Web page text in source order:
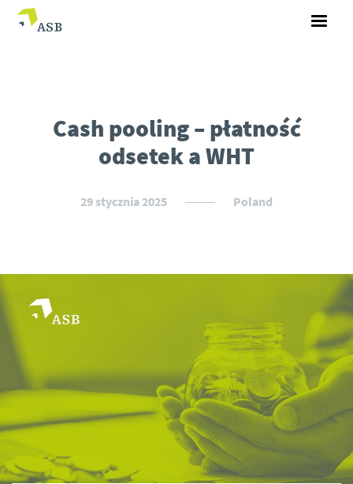
Cash pooling – płatność
odsetek a WHT
29 stycznia 2025 Poland